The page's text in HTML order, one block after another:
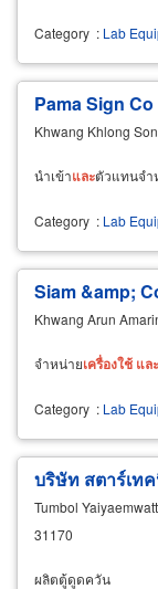
Category : Lab
Pama Sign
Khwang Khlong
นำเข้าและตัวแทนจำ
Category : Lab
Siam &amp;
Khwang Arun
จำหน่ายเครื่องใช้ และ
Category : Lab
บริษัท สตาร์เท
Tumbol
31170
ผลิตตู้ดูดควัน